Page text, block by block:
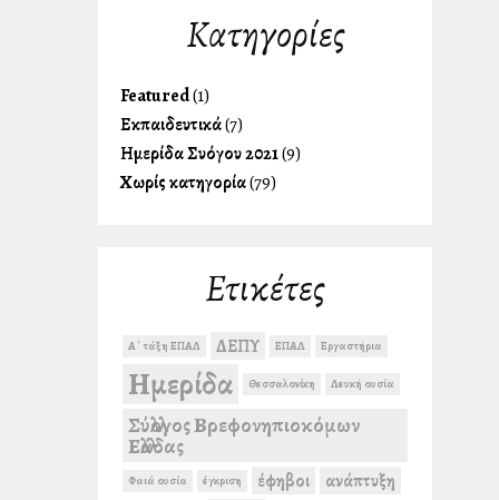
Kατηγορίες
Featured(1)
Εκπαιδευτικά(7)
Ημερίδα Συλλόγου 2021(9)
Χωρίς κατηγορία(79)
Ετικέτες
Α΄ τάξη ΕΠΑΛ ΔΕΠΥ ΕΠΑΛ Εργαστήρια
Ημερίδα Θεσσαλονίκη Λευκή ουσία
Σύλλογος Βρεφονηπιοκόμων
Ελλάδας
Φαιά ουσία έγκριση έφηβοι ανάπτυξη